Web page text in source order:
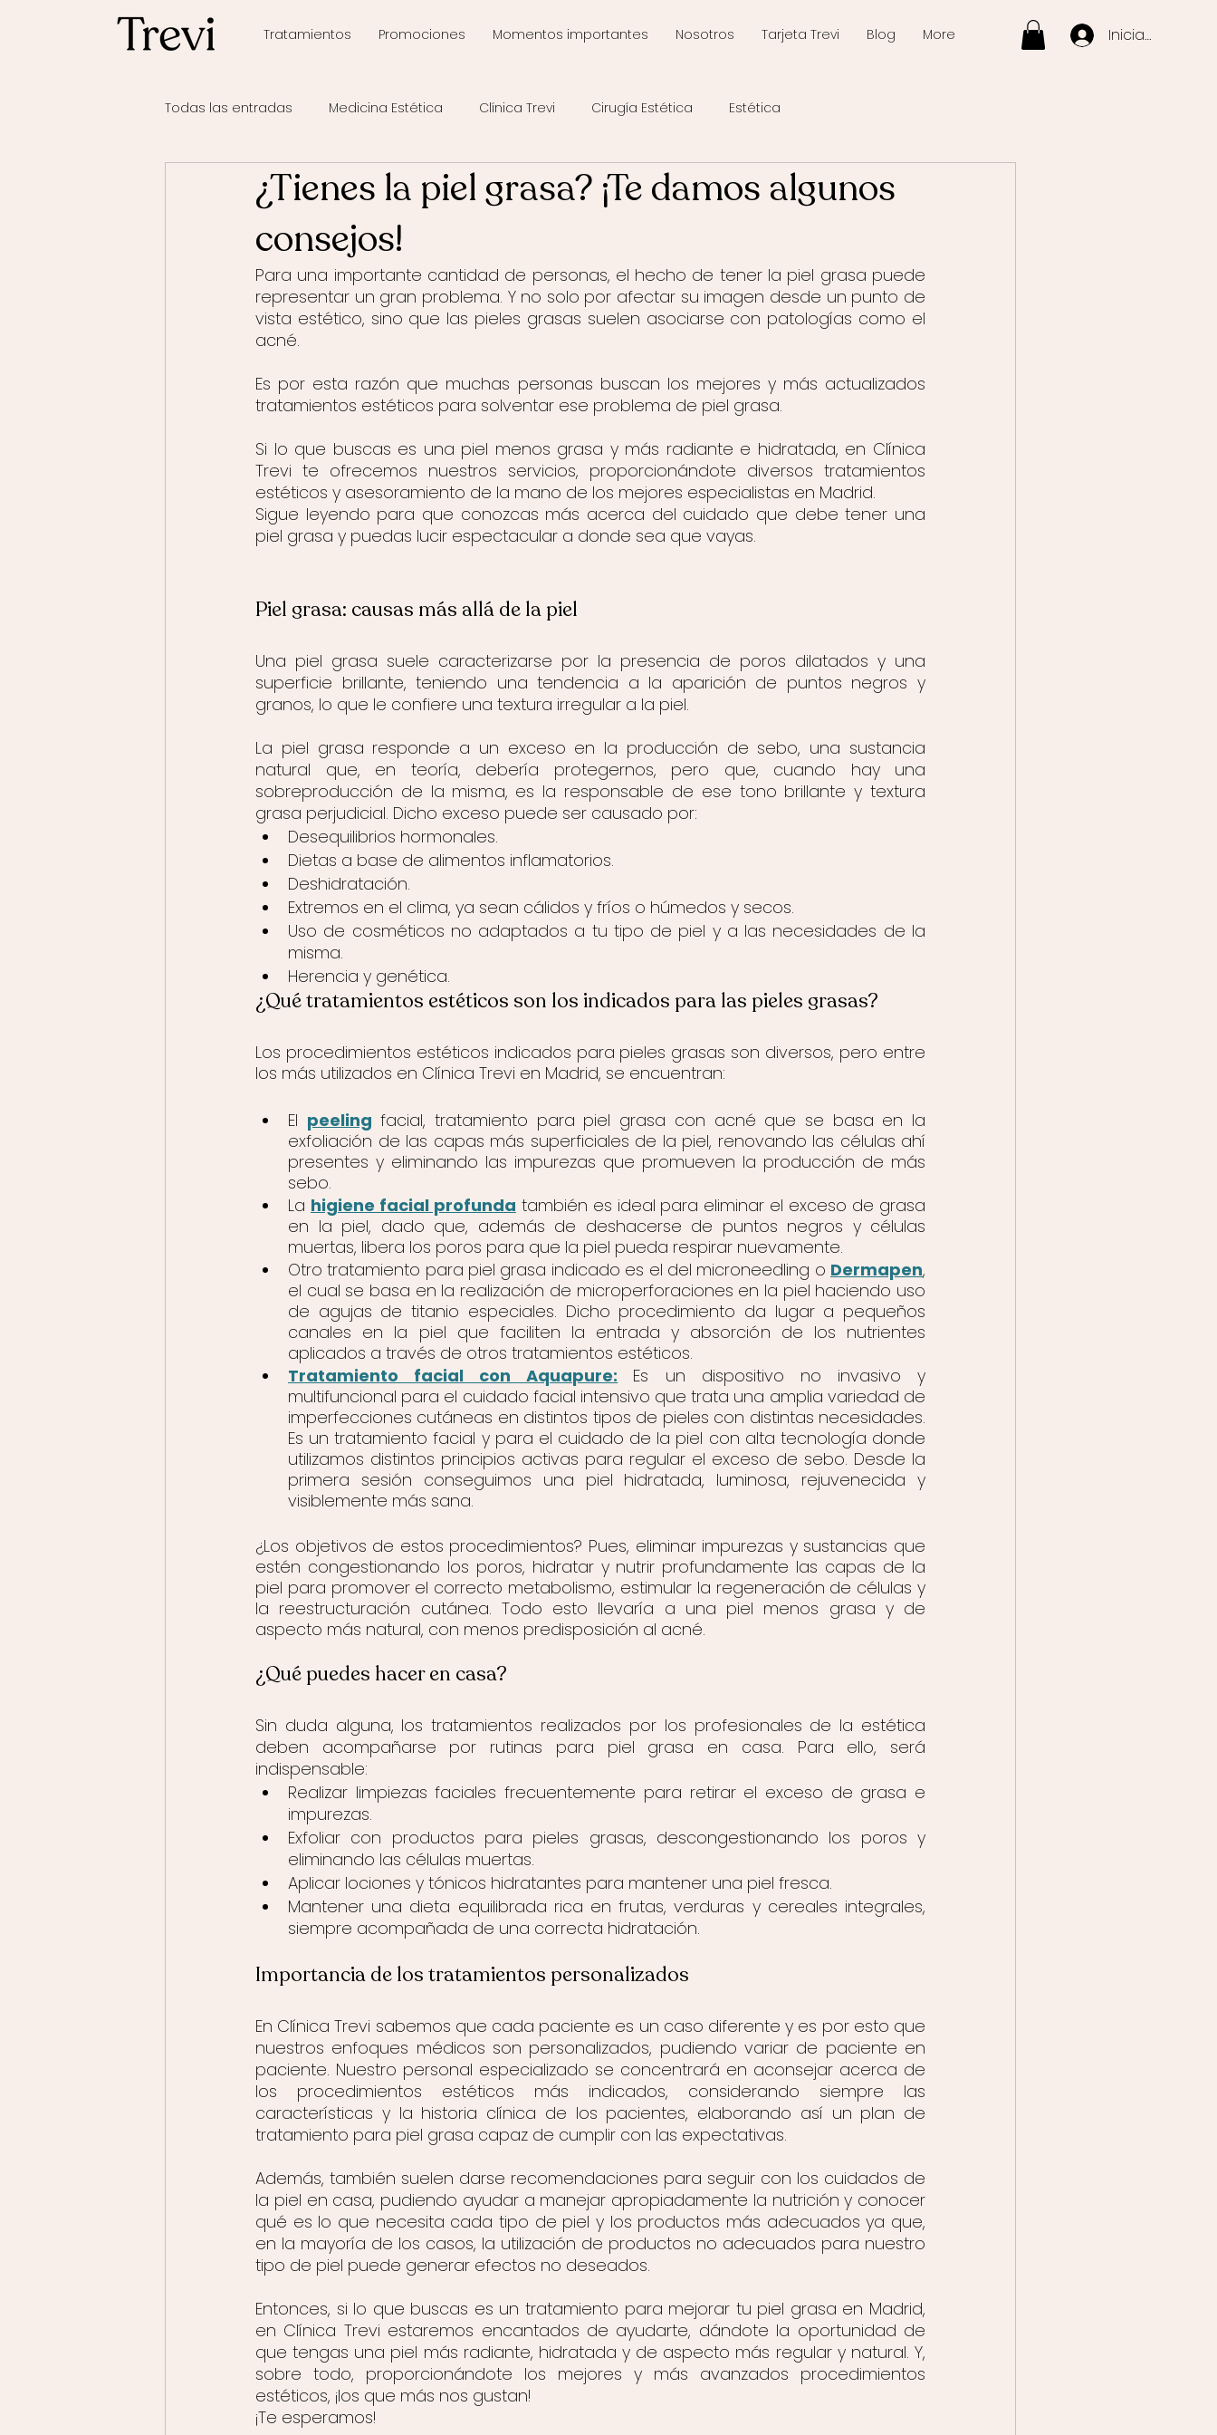
Tratamientos Promociones Momentos importantes Nosotros Tarjeta Trevi Blog More Iniciar sesión
Todas las entradas Medicina Estética Clínica Trevi Cirugía Estética Estética
¿Tienes la piel grasa? ¡Te damos algunos
consejos!
Para una importante cantidad de personas, el hecho de tener la piel grasa puede
representar un gran problema. Y no solo por afectar su imagen desde un punto de
vista estético, sino que las pieles grasas suelen asociarse con patologías como el
acné.
Es por esta razón que muchas personas buscan los mejores y más actualizados
tratamientos estéticos para solventar ese problema de piel grasa.
Si lo que buscas es una piel menos grasa y más radiante e hidratada, en Clínica
Trevi te ofrecemos nuestros servicios, proporcionándote diversos tratamientos
estéticos y asesoramiento de la mano de los mejores especialistas en Madrid.
Sigue leyendo para que conozcas más acerca del cuidado que debe tener una
piel grasa y puedas lucir espectacular a donde sea que vayas.
Piel grasa: causas más allá de la piel
Una piel grasa suele caracterizarse por la presencia de poros dilatados y una
superficie brillante, teniendo una tendencia a la aparición de puntos negros y
granos, lo que le confiere una textura irregular a la piel.
La piel grasa responde a un exceso en la producción de sebo, una sustancia
natural que, en teoría, debería protegernos, pero que, cuando hay una
sobreproducción de la misma, es la responsable de ese tono brillante y textura
grasa perjudicial. Dicho exceso puede ser causado por:
Desequilibrios hormonales.
Dietas a base de alimentos inflamatorios.
Deshidratación.
Extremos en el clima, ya sean cálidos y fríos o húmedos y secos.
Uso de cosméticos no adaptados a tu tipo de piel y a las necesidades de la
misma.
Herencia y genética.
¿Qué tratamientos estéticos son los indicados para las pieles grasas?
Los procedimientos estéticos indicados para pieles grasas son diversos, pero entre
los más utilizados en Clínica Trevi en Madrid, se encuentran:
El peeling facial, tratamiento para piel grasa con acné que se basa en la
exfoliación de las capas más superficiales de la piel, renovando las células ahí
presentes y eliminando las impurezas que promueven la producción de más
sebo.
La higiene facial profunda también es ideal para eliminar el exceso de grasa
en la piel, dado que, además de deshacerse de puntos negros y células
muertas, libera los poros para que la piel pueda respirar nuevamente.
Otro tratamiento para piel grasa indicado es el del microneedling o Dermapen,
el cual se basa en la realización de microperforaciones en la piel haciendo uso
de agujas de titanio especiales. Dicho procedimiento da lugar a pequeños
canales en la piel que faciliten la entrada y absorción de los nutrientes
aplicados a través de otros tratamientos estéticos.
Tratamiento facial con Aquapure:
Es un dispositivo no invasivo y
multifuncional para el cuidado facial intensivo que trata una amplia variedad de
imperfecciones cutáneas en distintos tipos de pieles con distintas necesidades.
Es un tratamiento facial y para el cuidado de la piel con alta tecnología donde
utilizamos distintos principios activas para regular el exceso de sebo. Desde la
primera sesión conseguimos una piel hidratada, luminosa, rejuvenecida y
visiblemente más sana.
¿Los objetivos de estos procedimientos? Pues, eliminar impurezas y sustancias que
estén congestionando los poros, hidratar y nutrir profundamente las capas de la
piel para promover el correcto metabolismo, estimular la regeneración de células y
la reestructuración cutánea. Todo esto llevaría a una piel menos grasa y de
aspecto más natural, con menos predisposición al acné.
¿Qué puedes hacer en casa?
Sin duda alguna, los tratamientos realizados por los profesionales de la estética
deben acompañarse por rutinas para piel grasa en casa. Para ello, será
indispensable:
Realizar limpiezas faciales frecuentemente para retirar el exceso de grasa e
impurezas.
Exfoliar con productos para pieles grasas, descongestionando los poros y
eliminando las células muertas.
Aplicar lociones y tónicos hidratantes para mantener una piel fresca.
Mantener una dieta equilibrada rica en frutas, verduras y cereales integrales,
siempre acompañada de una correcta hidratación.
Importancia de los tratamientos personalizados
En Clínica Trevi sabemos que cada paciente es un caso diferente y es por esto que
nuestros enfoques médicos son personalizados, pudiendo variar de paciente en
paciente. Nuestro personal especializado se concentrará en aconsejar acerca de
los procedimientos estéticos más indicados, considerando siempre las
características y la historia clínica de los pacientes, elaborando así un plan de
tratamiento para piel grasa capaz de cumplir con las expectativas.
Además, también suelen darse recomendaciones para seguir con los cuidados de
la piel en casa, pudiendo ayudar a manejar apropiadamente la nutrición y conocer
qué es lo que necesita cada tipo de piel y los productos más adecuados ya que,
en la mayoría de los casos, la utilización de productos no adecuados para nuestro
tipo de piel puede generar efectos no deseados.
Entonces, si lo que buscas es un tratamiento para mejorar tu piel grasa en Madrid,
en Clínica Trevi estaremos encantados de ayudarte, dándote la oportunidad de
que tengas una piel más radiante, hidratada y de aspecto más regular y natural. Y,
sobre todo, proporcionándote los mejores y más avanzados procedimientos
estéticos, ¡los que más nos gustan!
¡Te esperamos!